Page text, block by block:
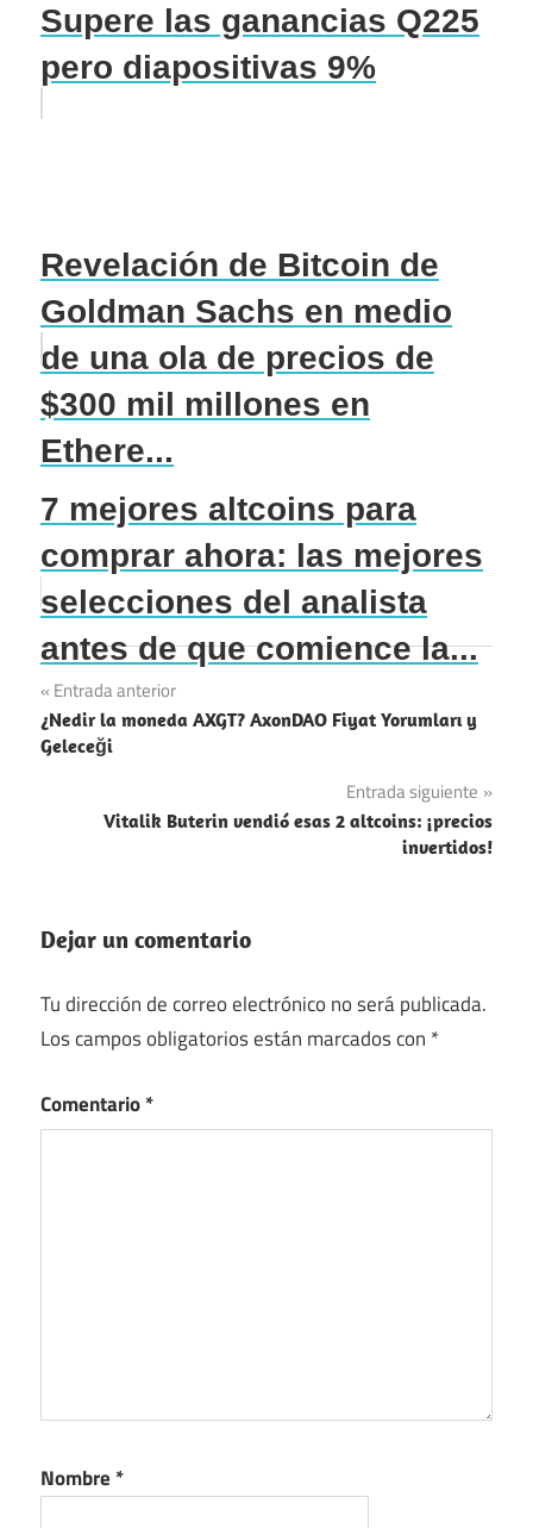
Supere las ganancias Q225
pero diapositivas 9%
Revelación de Bitcoin de
Goldman Sachs en medio
de una ola de precios de
$300 mil millones en
Ethere...
7 mejores altcoins para
comprar ahora: las mejores
selecciones del analista
antes de que comience la...
Navegación
de
Entrada anterior
¿Nedir la moneda AXGT? AxonDAO Fiyat Yorumları y
Geleceği
Entrada siguiente
Vitalik Buterin vendió esas 2 altcoins: ¡precios
invertidos!
Dejar un comentario
Tu dirección de correo electrónico no será publicada.
Los campos obligatorios están marcados con *
Comentario*
Nombre *